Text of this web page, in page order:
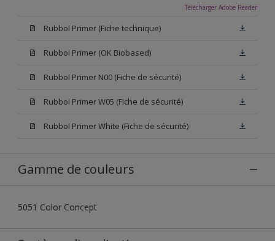
Télécharger Adobe Reader
Rubbol Primer (Fiche technique)
Rubbol Primer (OK Biobased)
Rubbol Primer N00 (Fiche de sécurité)
Rubbol Primer W05 (Fiche de sécurité)
Rubbol Primer White (Fiche de sécurité)
Gamme de couleurs
5051 Color Concept